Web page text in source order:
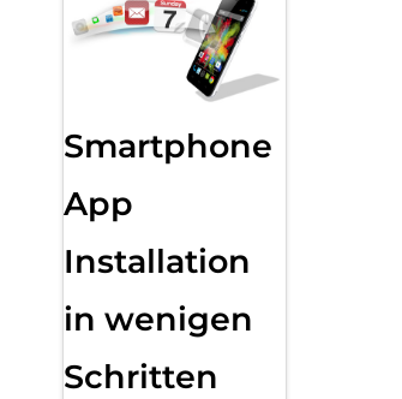
Smartphone
App
Installation
in wenigen
Schritten